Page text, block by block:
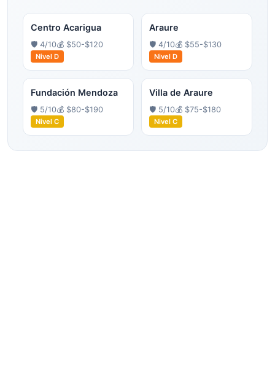
Centro Acarigua
🛡️ 4/10💰 $50-$120
Nivel D
Araure
🛡️ 4/10💰 $55-$130
Nivel D
Fundación Mendoza
🛡️ 5/10💰 $80-$190
Nivel C
Villa de Araure
🛡️ 5/10💰 $75-$180
Nivel C